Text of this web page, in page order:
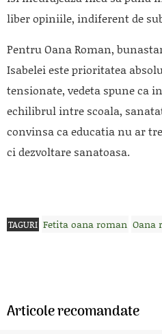
liber opiniile, indiferent de
Pentru Oana Roman,
Isabelei este prioritatea
tensionate, vedeta spune ca
echilibrul intre scoala,
convinsa ca educatia nu ar
ci dezvoltare sanatoasa.
TAGURI Fetita oana roman Oana
Articole recomandate